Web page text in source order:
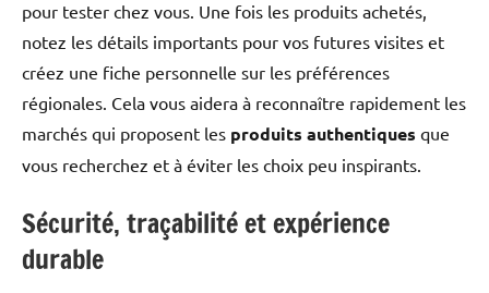
pour tester chez vous. Une fois les produits achetés,
notez les détails importants pour vos futures visites et
créez une fiche personnelle sur les préférences
régionales. Cela vous aidera à reconnaître rapidement les
marchés qui proposent les produits authentiques que
vous recherchez et à éviter les choix peu inspirants.
Sécurité, traçabilité et expérience
durable